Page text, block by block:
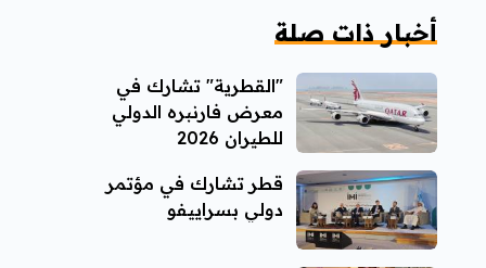
أخبار ذات صلة
"القطرية" تشارك في
معرض فارنبره الدولي
للطيران 2026
قطر تشارك في مؤتمر
دولي بسراييفو